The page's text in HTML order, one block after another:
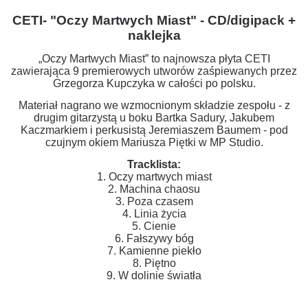
CETI- "Oczy Martwych Miast" - CD/digipack +
naklejka
„Oczy Martwych Miast” to najnowsza płyta CETI
zawierająca 9 premierowych utworów zaśpiewanych przez
Grzegorza Kupczyka w całości po polsku.
Materiał nagrano we wzmocnionym składzie zespołu - z
drugim gitarzystą u boku Bartka Sadury, Jakubem
Kaczmarkiem i perkusistą Jeremiaszem Baumem - pod
czujnym okiem Mariusza Piętki w MP Studio.
Tracklista:
1. Oczy martwych miast
2. Machina chaosu
3. Poza czasem
4. Linia życia
5. Cienie
6. Fałszywy bóg
7. Kamienne piekło
8. Piętno
9. W dolinie światła